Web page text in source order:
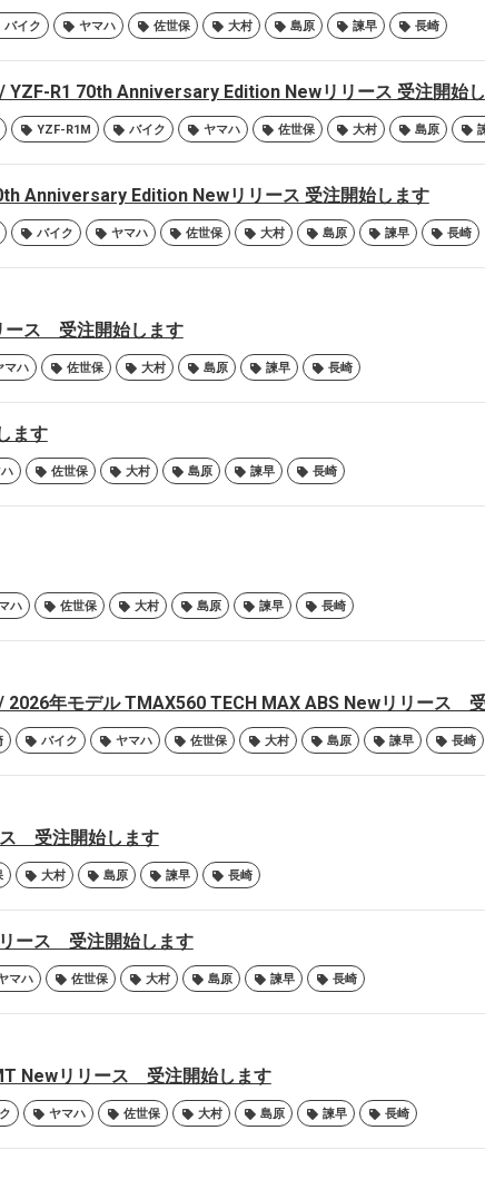
バイク ヤマハ 佐世保 大村 島原 諫早 長崎
YZF-R1 70th Anniversary Edition Newリリース 受注開始
YZF-R1M バイク ヤマハ 佐世保 大村 島原
Anniversary Edition Newリリース 受注開始します
バイク ヤマハ 佐世保 大村 島原 諫早 長崎
ース 受注開始します
マハ 佐世保 大村 島原 諫早 長崎
ます
佐世保 大村 島原 諫早 長崎
ハ 佐世保 大村 島原 諫早 長崎
年モデル TMAX560 TECH MAX ABS Newリリース
バイク ヤマハ 佐世保 大村 島原 諫早 長崎
ス 受注開始します
大村 島原 諫早 長崎
ース 受注開始します
マハ 佐世保 大村 島原 諫早 長崎
Newリリース 受注開始します
ヤマハ 佐世保 大村 島原 諫早 長崎